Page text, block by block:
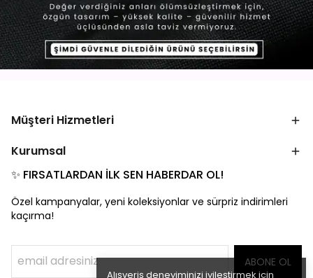
Alışveriş deneyiminizi iyileştirmek için
Müşteri Hizmetleri
Kurumsal
✨ FIRSATLARDAN İLK SEN HABERDAR OL!
Özel kampanyalar, yeni koleksiyonlar ve sürpriz indirimleri
kaçırma!
ABONE OL